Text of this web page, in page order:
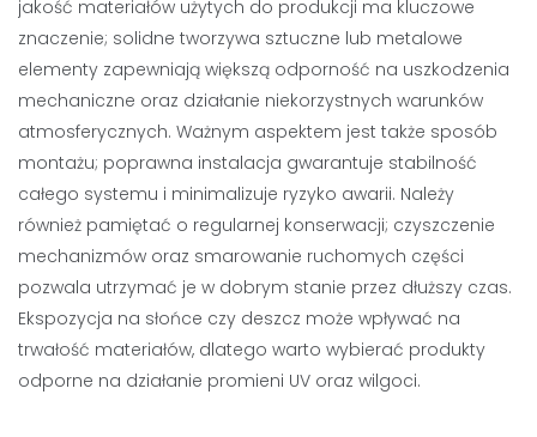
jakość materiałów użytych do produkcji ma kluczowe
znaczenie; solidne tworzywa sztuczne lub metalowe
elementy zapewniają większą odporność na uszkodzenia
mechaniczne oraz działanie niekorzystnych warunków
atmosferycznych. Ważnym aspektem jest także sposób
montażu; poprawna instalacja gwarantuje stabilność
całego systemu i minimalizuje ryzyko awarii. Należy
również pamiętać o regularnej konserwacji; czyszczenie
mechanizmów oraz smarowanie ruchomych części
pozwala utrzymać je w dobrym stanie przez dłuższy czas.
Ekspozycja na słońce czy deszcz może wpływać na
trwałość materiałów, dlatego warto wybierać produkty
odporne na działanie promieni UV oraz wilgoci.